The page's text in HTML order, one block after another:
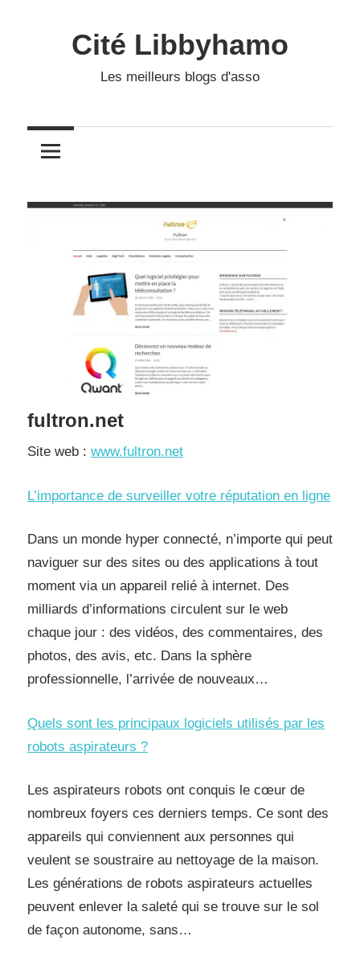
Cité Libbyhamo
Les meilleurs blogs d'asso
fultron.net
Site web : www.fultron.net
L’importance de surveiller votre réputation en ligne
Dans un monde hyper connecté, n’importe qui peut
naviguer sur des sites ou des applications à tout
moment via un appareil relié à internet. Des
milliards d’informations circulent sur le web
chaque jour : des vidéos, des commentaires, des
photos, des avis, etc. Dans la sphère
professionnelle, l’arrivée de nouveaux…
Quels sont les principaux logiciels utilisés par les
robots aspirateurs ?
Les aspirateurs robots ont conquis le cœur de
nombreux foyers ces derniers temps. Ce sont des
appareils qui conviennent aux personnes qui
veulent se soustraire au nettoyage de la maison.
Les générations de robots aspirateurs actuelles
peuvent enlever la saleté qui se trouve sur le sol
de façon autonome, sans…